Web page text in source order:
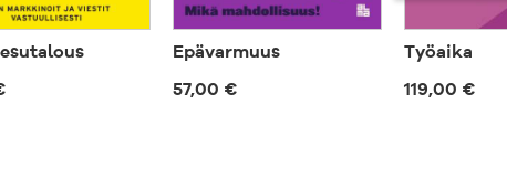
Epävarmuus
57,00 €
Työaika
119,00 €